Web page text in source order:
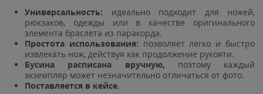
Универсальность: идеально подходит для ножей,
рюкзаков, одежды или в качестве оригинального
элемента браслета из паракорда.
Простота использования: позволяет легко и быстро
извлекать нож, действуя как продолжение рукояти.
Бусина расписана вручную, поэтому каждый
экземпляр может незначительно отличаться от фото.
Поставляется в кейсе.